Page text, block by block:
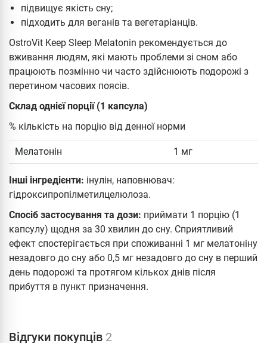
підвищує якість сну;
підходить для веганів та вегетаріанців.
OstroVit Keep Sleep Melatonin рекомендується до
вживання людям, які мають проблеми зі сном або
працюють позмінно чи часто здійснюють подорожі з
перетином часових поясів.
Склад однієї порції (1 капсула)
% кількість на порцію від денної норми
Мелатонін 1 мг
Інші інгредієнти: інулін, наповнювач:
гідроксипропілметилцелюлоза.
Спосіб застосування та дози: приймати 1 порцію (1
капсулу) щодня за 30 хвилин до сну. Сприятливий
ефект спостерігається при споживанні 1 мг мелатоніну
незадовго до сну або 0,5 мг незадовго до сну в перший
день подорожі та протягом кількох днів після
прибуття в пункт призначення.
Відгуки покупців 2